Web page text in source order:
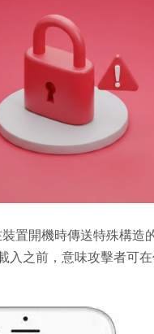
置開機時傳送特殊構造
之前，意味攻擊者可